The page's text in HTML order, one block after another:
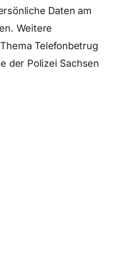
Daten am
Weitere
Telefonbetrug
der Polizei Sachsen